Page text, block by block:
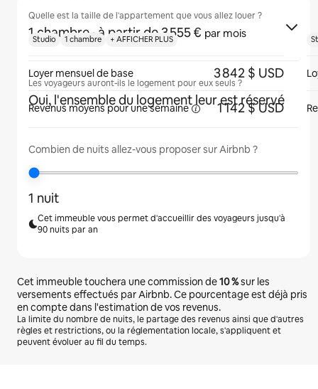
Quelle est la taille de l'appartement que vous allez louer ?
1 chambre · à partir de 3 555 € par mois
Les voyageurs auront-ils le logement pour eux seuls ?
Oui, l'ensemble du logement leur est réservé
Combien de nuits allez-vous proposer sur Airbnb ?
1 nuit
Cet immeuble vous permet d'accueillir des voyageurs jusqu'à
90 nuits par an
Cet immeuble touchera une commission de10 %sur les
versements effectués par Airbnb. Ce pourcentage est déjà pris
en compte dans l'estimation de vos revenus.
La limite du nombre de nuits, le partage des revenus ainsi que d'autres
règles et restrictions, ou la réglementation locale, s'appliquent et
peuvent évoluer au fil du temps.
Studio 1 chambre + AFFICHER PLUS
Loyer mensuel de base 3 842 $ USD
Revenus moyens pour unesemaine 1 142 $ USD